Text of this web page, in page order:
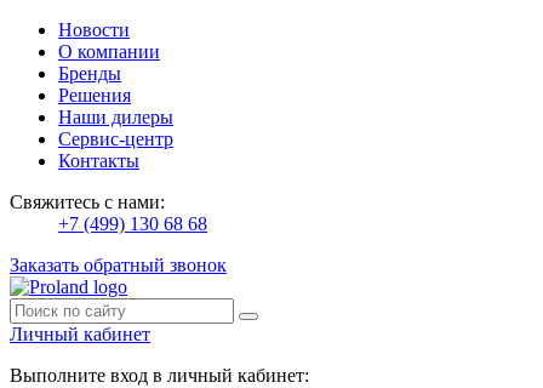
Новости
О компании
Бренды
Решения
Наши дилеры
Сервис-центр
Контакты
Свяжитесь с нами:
+7 (499) 130 68 68
Заказать обратный звонок
Личный кабинет
Выполните вход в личный кабинет: